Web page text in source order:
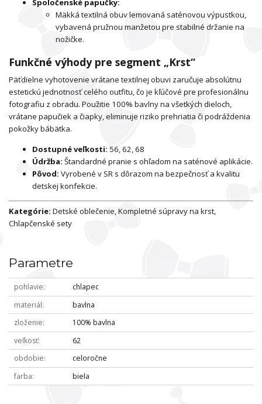
Mäkká textilná obuv lemovaná saténovou výpustkou,
vybavená pružnou manžetou pre stabilné držanie na
nožičke.
Funkčné výhody pre segment „Krst“
Päťdielne vyhotovenie vrátane textilnej obuvi zaručuje absolútnu
estetickú jednotnosť celého outfitu, čo je kľúčové pre profesionálnu
fotografiu z obradu. Použitie 100% bavlny na všetkých dieloch,
vrátane papučiek a čiapky, eliminuje riziko prehriatia či podráždenia
pokožky bábätka.
Dostupné veľkosti: 56, 62, 68
Údržba: Štandardné pranie s ohľadom na saténové aplikácie.
Pôvod: Vyrobené v SR s dôrazom na bezpečnosť a kvalitu
detskej konfekcie.
Kategórie: Detské oblečenie, Kompletné súpravy na krst,
Chlapčenské sety
Parametre
pohlavie
chlapec
materiál
bavlna
zloženie
100% bavlna
veľkosť
62
obdobie
celoročne
farba
biela